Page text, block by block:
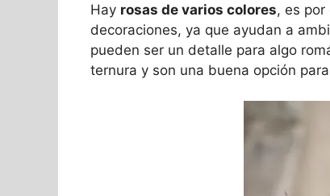
Hay rosas de varios colores, es por
decoraciones, ya que ayudan a
pueden ser un detalle para algo
ternura y son una buena opción